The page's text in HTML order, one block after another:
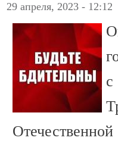
29 апреля, 2023 - 12:12